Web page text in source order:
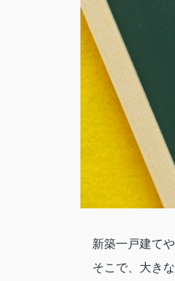
新築一戸建て
そこで、大き